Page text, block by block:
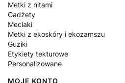
Metki z nitami
Gadżety
Meciaki
Metki z ekoskóry i ekozamszu
Guziki
Etykiety tekturowe
Personalizowane
MOJE KONTO